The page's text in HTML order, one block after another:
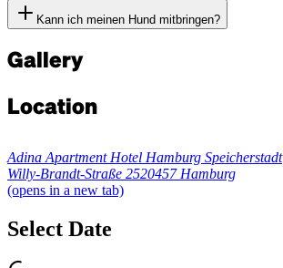
Kann ich meinen Hund mitbringen?
Gallery
Location
Adina Apartment Hotel Hamburg Speicherstadt
Willy-Brandt-Straße 2520457 Hamburg
(opens in a new tab)
Select Date